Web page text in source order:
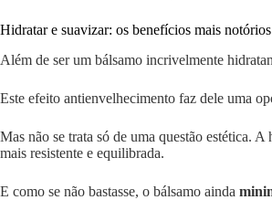
Hidratar e suavizar: os benefícios mais notórios
Além de ser um bálsamo incrivelmente
Este efeito antienvelhecimento faz dele uma
Mas não se trata só de uma questão estética.
mais resistente e equilibrada.
E como se não bastasse, o bálsamo ainda